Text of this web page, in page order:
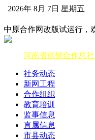
2026年 8月 7日 星期五
中原合作网改版试运行，
河南省供销合作总社
社务动态
新网工程
合作组织
教育培训
监事信息
直属信息
市县动态